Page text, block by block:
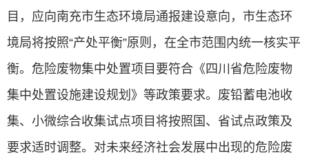
目，应向南充市生态环境局通报建设意向，市生态环
境局将按照“产处平衡”原则，在全市范围内统一核实平
衡。危险废物集中处置项目要符合《四川省危险废物
集中处置设施建设规划》等政策要求。废铅蓄电池收
集、小微综合收集试点项目将按照国、省试点政策及
要求适时调整。对未来经济社会发展中出现的危险废